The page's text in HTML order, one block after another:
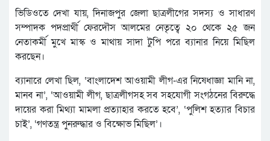
ভিডিওতে দেখা যায়, দিনাজপুর জেলা ছাত্রলীগের সদস্য ও সাধারণ
সম্পাদক পদপ্রার্থী ফেরদৌস আলমের নেতৃত্বে ২০ থেকে ২৫ জন
নেতাকর্মী মুখে মাস্ক ও মাথায় সাদা টুপি পরে ব্যানার নিয়ে মিছিল
করছেন।
ব্যানারে লেখা ছিল, ‘বাংলাদেশ আওয়ামী লীগ-এর নিষেধাজ্ঞা মানি না,
মানব না’, ‘আওয়ামী লীগ, ছাত্রলীগসহ সব সহযোগী সংগঠনের বিরুদ্ধে
দায়ের করা মিথ্যা মামলা প্রত্যাহার করতে হবে’, ‘পুলিশ হত্যার বিচার
চাই’, ‘গণতন্ত্র পুনরুদ্ধার ও বিক্ষোভ মিছিল’।